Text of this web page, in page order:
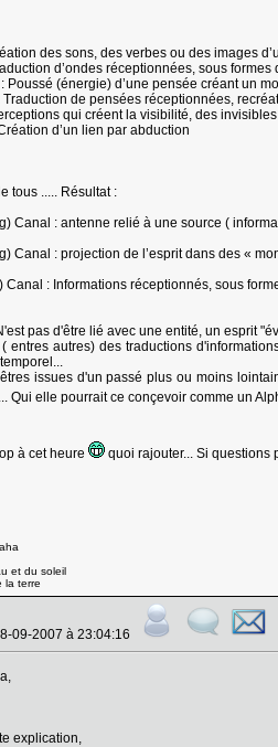
des sons, des verbes ou des images
d’ondes réceptionnées, sous
Poussé (énergie) d’une pensée créant un
de pensées réceptionnées,
qui créent la visibilité, des
d’un lien par abduction
tous ..... Résultat :
Canal : antenne relié à une source (
Canal : projection de l’esprit dans des «
Canal : Informations réceptionnés, sous
pas d'être lié avec une entité, un esprit
entres autres) des traductions
issues d'un passé plus ou moins
Qui elle pourrait ce conçevoir comme un
à cet heure
quoi rajouter... Si questions
et du soleil
la terre
09-2007 à 23:04:16
explication,